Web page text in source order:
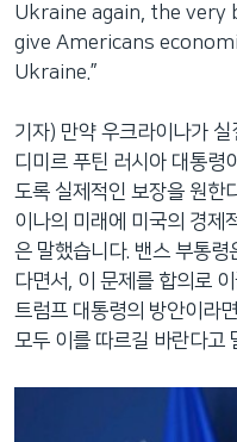
Ukraine again, the very
give Americans
Ukraine.”
기자) 만약 우크라이나가
디미르 푸틴 러시아 대통령
도록 실제적인 보장을 원한
이나의 미래에 미국의 경제
은 말했습니다. 밴스 부통
다면서, 이 문제를 합의로
트럼프 대통령의 방안이라
모두 이를 따르길 바란다고